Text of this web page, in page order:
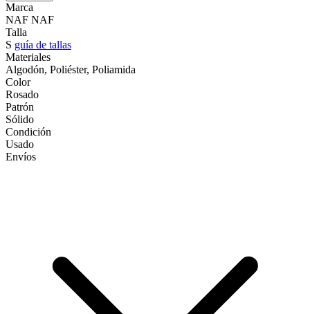
Marca
NAF NAF
Talla
S guía de tallas
Materiales
Algodón, Poliéster, Poliamida
Color
Rosado
Patrón
Sólido
Condición
Usado
Envíos